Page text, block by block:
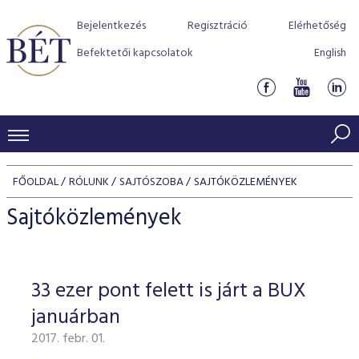
Bejelentkezés Regisztráció
Elérhetőség
Befektetői kapcsolatok
English
KERESKEDÉSI ADATOK
INDEXEK
Jelzáloglevél indexek
Vállalati kötvény indexek
Azonnali Piac
Részvények
Származékos piac
BEFEKTETŐK
Részvény szekció
Hitelpapír szekció
BÉT szabályzatok
Befektetővédelem
Alkalmazott díjstruktúra
Elszámolás
Részvény és vállalati kötvény tőzsdei bevezetését
program
BÉT Xtend - Részvénypiac egyszerűen
TŐZSDETAGOK
Tőzsdetagok, üzletkötők
VENDOROK
FŐOLDAL RÓLUNK SAJTÓSZOBA SAJTÓKÖZLEMÉNYEK
Sajtóközlemények
33 ezer pont felett is járt a BUX
januárban
2017. febr. 01.